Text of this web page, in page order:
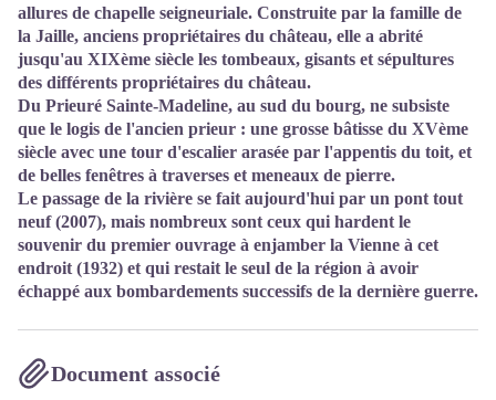
allures de chapelle seigneuriale. Construite par la famille de
la Jaille, anciens propriétaires du château, elle a abrité
jusqu'au XIXème siècle les tombeaux, gisants et sépultures
des différents propriétaires du château.
Du Prieuré Sainte-Madeline, au sud du bourg, ne subsiste
que le logis de l'ancien prieur : une grosse bâtisse du XVème
siècle avec une tour d'escalier arasée par l'appentis du toit, et
de belles fenêtres à traverses et meneaux de pierre.
Le passage de la rivière se fait aujourd'hui par un pont tout
neuf (2007), mais nombreux sont ceux qui hardent le
souvenir du premier ouvrage à enjamber la Vienne à cet
endroit (1932) et qui restait le seul de la région à avoir
échappé aux bombardements successifs de la dernière guerre.
Document associé